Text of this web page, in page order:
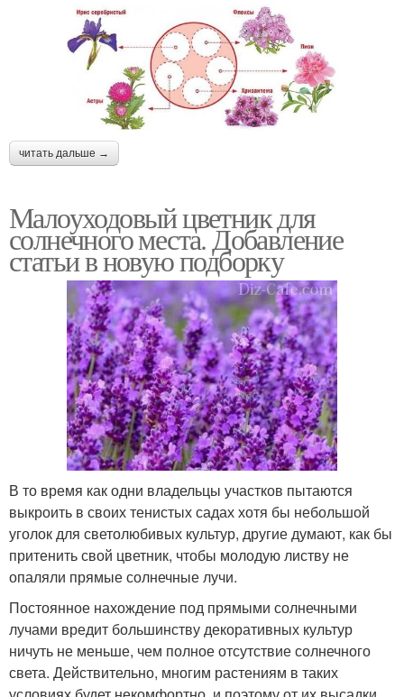
читать дальше →
Малоуходовый цветник для
солнечного места. Добавление
статьи в новую подборку
В то время как одни владельцы участков пытаются
выкроить в своих тенистых садах хотя бы небольшой
уголок для светолюбивых культур, другие думают, как бы
притенить свой цветник, чтобы молодую листву не
опаляли прямые солнечные лучи.
Постоянное нахождение под прямыми солнечными
лучами вредит большинству декоративных культур
ничуть не меньше, чем полное отсутствие солнечного
света. Действительно, многим растениям в таких